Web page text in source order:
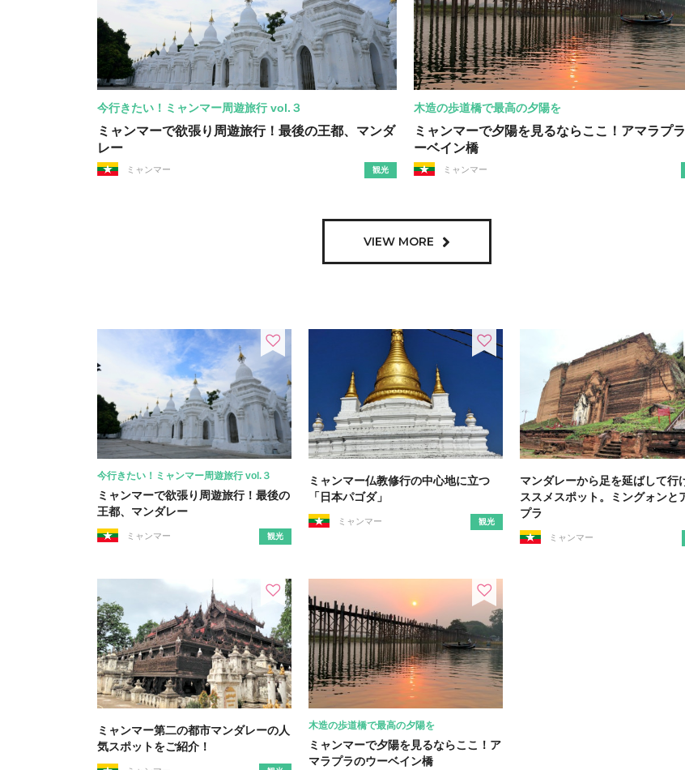
今行きたい！ミャンマー周遊旅行 vol.３
ミャンマーで欲張り周遊旅行！最後の王都、マンダ
レー
ミャンマー 観光
木造の歩道橋で最高の夕陽を
ミャンマーで夕陽を見るならここ！アマラプ
ーベイン橋
ミャンマー
VIEW MORE
今行きたい！ミャンマー周遊旅行 vol.３
ミャンマーで欲張り周遊旅行！最後の
王都、マンダレー
ミャンマー 観光
ミャンマー仏教修行の中心地に立つ
「日本パゴダ」
ミャンマー 観光
マンダレーから足を延ばして行
ススメスポット。ミングォンと
プラ
ミャンマー
ミャンマー第二の都市マンダレーの人
気スポットをご紹介！
木造の歩道橋で最高の夕陽を
ミャンマーで夕陽を見るならここ！ア
マラプラのウーベイン橋